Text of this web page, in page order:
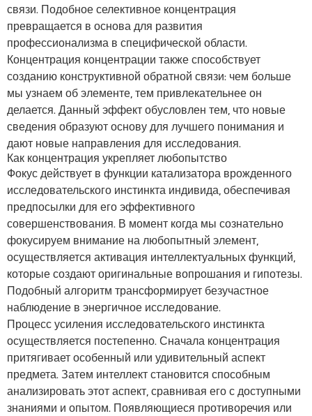
связи. Подобное селективное концентрация
превращается в основа для развития
профессионализма в специфической области.
Концентрация концентрации также способствует
созданию конструктивной обратной связи: чем больше
мы узнаем об элементе, тем привлекательнее он
делается. Данный эффект обусловлен тем, что новые
сведения образуют основу для лучшего понимания и
дают новые направления для исследования.
Как концентрация укрепляет любопытство
Фокус действует в функции катализатора врожденного
исследовательского инстинкта индивида, обеспечивая
предпосылки для его эффективного
совершенствования. В момент когда мы сознательно
фокусируем внимание на любопытный элемент,
осуществляется активация интеллектуальных функций,
которые создают оригинальные вопрошания и гипотезы.
Подобный алгоритм трансформирует безучастное
наблюдение в энергичное исследование.
Процесс усиления исследовательского инстинкта
осуществляется постепенно. Сначала концентрация
притягивает особенный или удивительный аспект
предмета. Затем интеллект становится способным
анализировать этот аспект, сравнивая его с доступными
знаниями и опытом. Появляющиеся противоречия или